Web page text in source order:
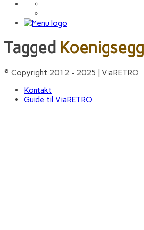
Tagged Koenigsegg
© Copyright 2012 - 2025 | ViaRETRO
Kontakt
Guide til ViaRETRO